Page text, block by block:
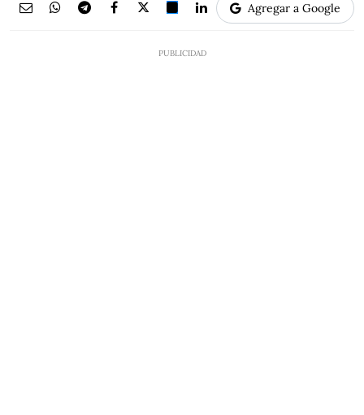
Agregar a Google